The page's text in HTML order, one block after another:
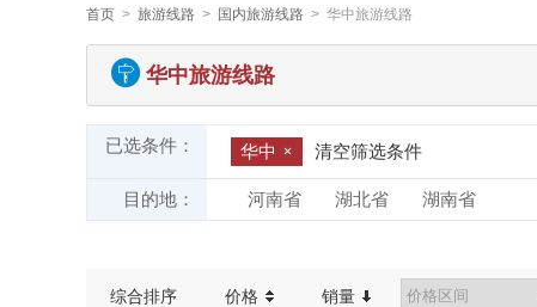
首页 > 旅游线路 > 国内旅游线路 > 华中旅游线路
华中旅游线路
已选条件： 华中 清空筛选条件
目的地： 河南省 湖北省 湖南省
综合排序 价格 销量